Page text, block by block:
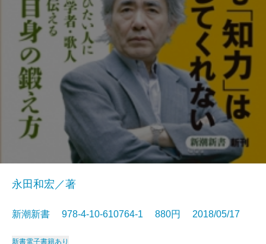
永田和宏／著
新潮新書 978-4-10-610764-1 880円 2018/05/17
新書電子書籍あり